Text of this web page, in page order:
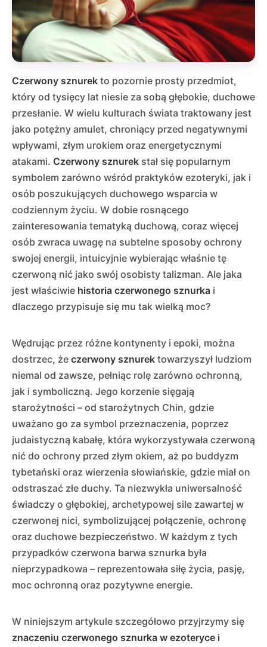
Czerwony sznurek to pozornie prosty przedmiot,
który od tysięcy lat niesie za sobą głębokie, duchowe
przesłanie. W wielu kulturach świata traktowany jest
jako potężny amulet, chroniący przed negatywnymi
wpływami, złym urokiem oraz energetycznymi
atakami. Czerwony sznurek stał się popularnym
symbolem zarówno wśród praktyków ezoteryki, jak i
osób poszukujących duchowego wsparcia w
codziennym życiu. W dobie rosnącego
zainteresowania tematyką duchową, coraz więcej
osób zwraca uwagę na subtelne sposoby ochrony
swojej energii, intuicyjnie wybierając właśnie tę
czerwoną nić jako swój osobisty talizman. Ale jaka
jest właściwie historia czerwonego sznurka i
dlaczego przypisuje się mu tak wielką moc?
Wędrując przez różne kontynenty i epoki, można
dostrzec, że czerwony sznurek towarzyszył ludziom
niemal od zawsze, pełniąc rolę zarówno ochronną,
jak i symboliczną. Jego korzenie sięgają
starożytności – od starożytnych Chin, gdzie
uważano go za symbol przeznaczenia, poprzez
judaistyczną kabałę, która wykorzystywała czerwoną
nić do ochrony przed złym okiem, aż po buddyzm
tybetański oraz wierzenia słowiańskie, gdzie miał on
odstraszać złe duchy. Ta niezwykła uniwersalność
świadczy o głębokiej, archetypowej sile zawartej w
czerwonej nici, symbolizującej połączenie, ochronę
oraz duchowe bezpieczeństwo. W każdym z tych
przypadków czerwona barwa sznurka była
nieprzypadkowa – reprezentowała siłę życia, pasję,
moc ochronną oraz pozytywne energie.
W niniejszym artykule szczegółowo przyjrzymy się
znaczeniu czerwonego sznurka w ezoteryce i